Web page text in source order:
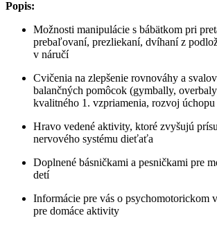
Popis:
Možnosti manipulácie s bábätkom pri
prebaľovaní, prezliekaní, dvíhaní z
v náručí
Cvičenia na zlepšenie rovnováhy a
balančných pomôcok (gymbally,
kvalitného 1. vzpriamenia, rozvoj úchopu
Hravo vedené aktivity, ktoré zvyšujú
nervového systému dieťaťa
Doplnené básničkami a pesničkami pre
detí
Informácie pre vás o psychomotorickom
pre domáce aktivity